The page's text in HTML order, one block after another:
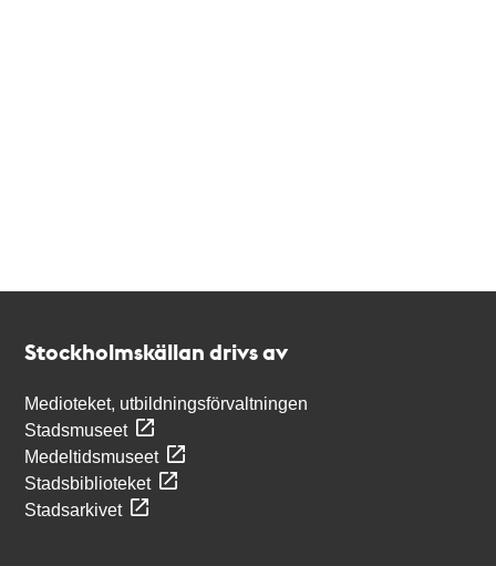
Stockholmskällan drivs av
Medioteket, utbildningsförvaltningen
Stadsmuseet
Medeltidsmuseet
Stadsbiblioteket
Stadsarkivet